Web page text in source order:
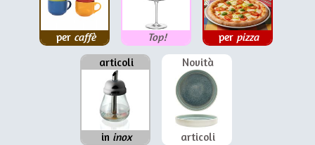
per caffè Top! per pizza
articoli
in inox
Novità
articoli